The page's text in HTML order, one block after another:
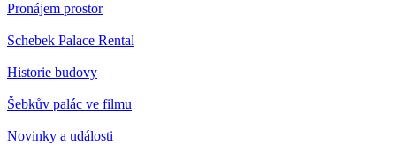
Pronájem prostor
Schebek Palace Rental
Historie budovy
Šebkův palác ve filmu
Novinky a události